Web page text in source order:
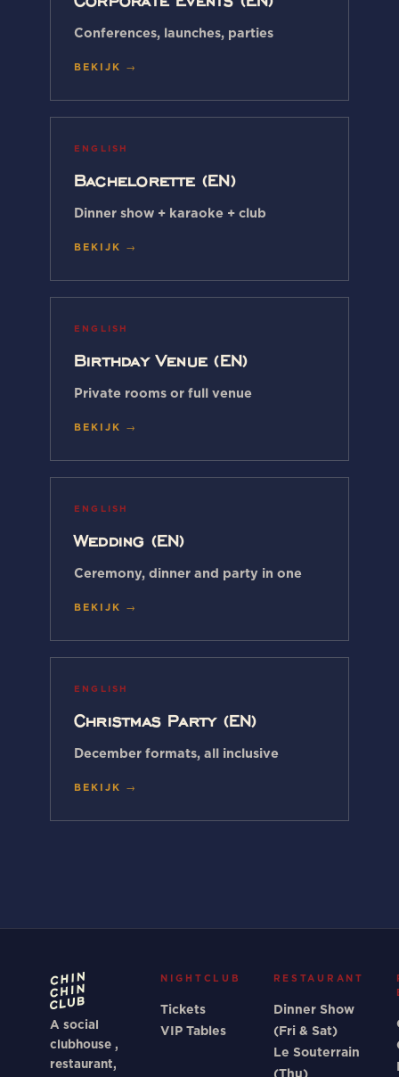
Conferences, launches, parties
BEKIJK →
ENGLISH
Bachelorette (EN)
Dinner show + karaoke + club
BEKIJK →
ENGLISH
Birthday Venue (EN)
Private rooms or full venue
BEKIJK →
ENGLISH
Wedding (EN)
Ceremony, dinner and party in one
BEKIJK →
ENGLISH
Christmas Party (EN)
December formats, all inclusive
BEKIJK →
A social
clubhouse ,
restaurant,
NIGHTCLUB
Tickets
VIP Tables
RESTAURANT
Dinner Show
(Fri & Sat)
Le Souterrain
(Thu)